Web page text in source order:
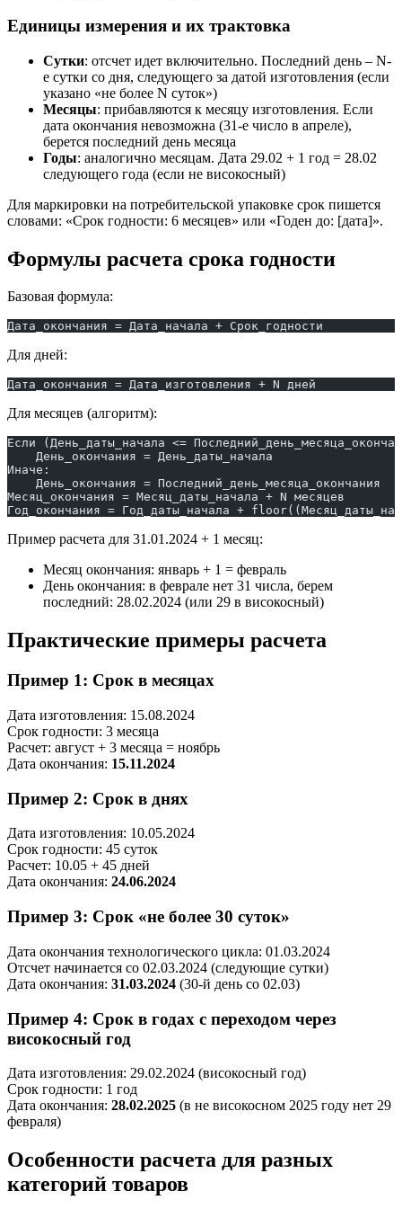
Единицы измерения и их трактовка
Сутки: отсчет идет включительно. Последний день – N-
е сутки со дня, следующего за датой изготовления (если
указано «не более N суток»)
Месяцы: прибавляются к месяцу изготовления. Если
дата окончания невозможна (31-е число в апреле),
берется последний день месяца
Годы: аналогично месяцам. Дата 29.02 + 1 год = 28.02
следующего года (если не високосный)
Для маркировки на потребительской упаковке срок пишется
словами: «Срок годности: 6 месяцев» или «Годен до: [дата]».
Формулы расчета срока годности
Базовая формула:
Дата_окончания = Дата_начала + Срок_годности
Для дней:
Дата_окончания = Дата_изготовления + N дней
Для месяцев (алгоритм):
Если (День_даты_начала <=
    День_окончания = День_даты_начала
Иначе:
    День_окончания = Последний_день_месяца_окончания
Месяц_окончания = Месяц_даты_начала + N месяцев
Год_окончания = Год_даты_начала +
Пример расчета для 31.01.2024 + 1 месяц:
Месяц окончания: январь + 1 = февраль
День окончания: в феврале нет 31 числа, берем
последний: 28.02.2024 (или 29 в високосный)
Практические примеры расчета
Пример 1: Срок в месяцах
Дата изготовления: 15.08.2024
Срок годности: 3 месяца
Расчет: август + 3 месяца = ноябрь
Дата окончания: 15.11.2024
Пример 2: Срок в днях
Дата изготовления: 10.05.2024
Срок годности: 45 суток
Расчет: 10.05 + 45 дней
Дата окончания: 24.06.2024
Пример 3: Срок «не более 30 суток»
Дата окончания технологического цикла: 01.03.2024
Отсчет начинается со 02.03.2024 (следующие сутки)
Дата окончания: 31.03.2024 (30-й день со 02.03)
Пример 4: Срок в годах с переходом через
високосный год
Дата изготовления: 29.02.2024 (високосный год)
Срок годности: 1 год
Дата окончания: 28.02.2025 (в не високосном 2025 году нет 29
февраля)
Особенности расчета для разных
категорий товаров